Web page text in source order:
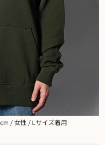
/ 女性 / Lサイズ着用